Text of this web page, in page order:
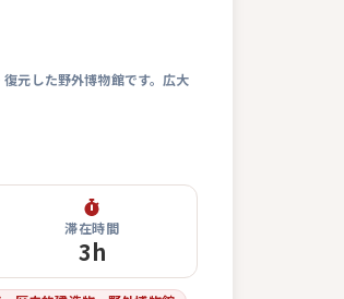
元した野外博物館です。広大
滞在時間
3h